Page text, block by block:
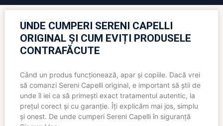
UNDE CUMPERI SERENI CAPELLI
ORIGINAL ȘI CUM EVIȚI PRODUSELE
CONTRAFĂCUTE
Când un produs funcționează, apar și copiile. Dacă vrei
să comanzi Sereni Capelli original, e important să știi de
unde îl iei ca să primești exact tratamentul autentic, la
prețul corect și cu garanție. Îți explicăm mai jos, simplu
și onest. De unde cumperi Sereni Capelli în siguranță